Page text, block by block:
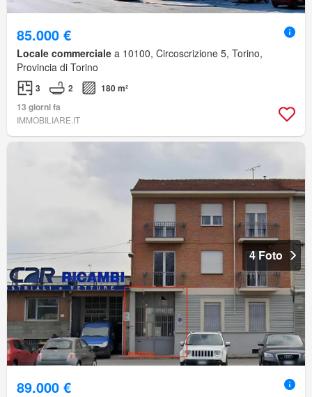
85.000 €
Locale commerciale a 10100, Circoscrizione 5, Torino,
Provincia di Torino
3 2
180 m²
13 giorni fa
IMMOBILIARE.IT
4 Foto
89.000 €